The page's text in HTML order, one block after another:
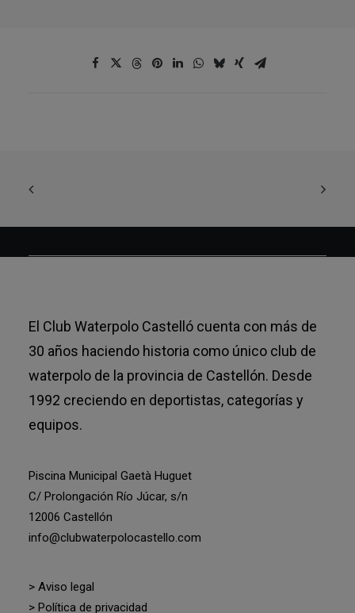
El Club Waterpolo Castelló cuenta con más de
30 años haciendo historia como único club de
waterpolo de la provincia de Castellón. Desde
1992 creciendo en deportistas, categorías y
equipos.
Piscina Municipal Gaetà Huguet
C/ Prolongación Río Júcar, s/n
12006 Castellón
info@clubwaterpolocastello.com
> Aviso legal
> Política de privacidad